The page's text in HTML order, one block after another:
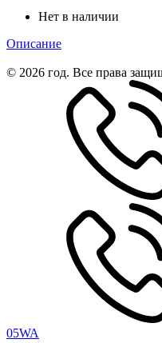
Нет в наличии
Описание
© 2026 год. Все права
05WA